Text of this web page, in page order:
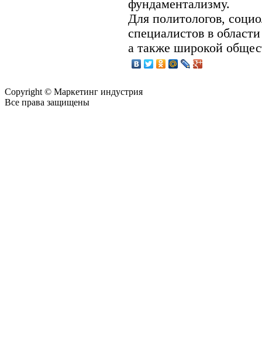
фундаментализму.
Для политологов,
специалистов в
а также широкой
Copyright © Маркетинг индустрия
Все права защищены